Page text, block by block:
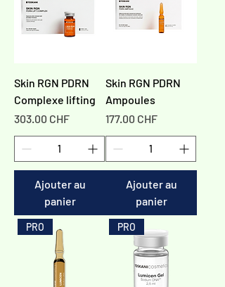
Skin RGN PDRN
Complexe lifting
Prix
303.00 CHF
Ajouter au
panier
Skin RGN PDRN
Ampoules
Prix
177.00 CHF
Ajouter au
panier
PRO PRO